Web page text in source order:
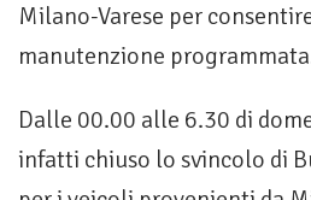
Milano-Varese per
manutenzione
Dalle 00.00 alle 6.30 di
infatti chiuso lo svincolo di